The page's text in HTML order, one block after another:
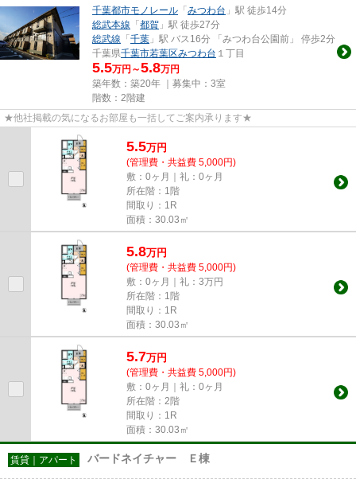
千葉都市モノレール 「 みつわ台 」駅 徒歩14分
総武本線 「 都賀 」駅 徒歩27分
総武線 「 千葉 」駅 バス16分 「みつわ台公園前」 停歩2分
千葉県千葉市若葉区みつわ台 １丁目
5.5万円～5.8万円
築年数：築20年 ｜募集中： 3室
階数：2階建
★他社掲載の気になるお部屋も一括してご案内承ります★
5.5万円
(管理費・共益費 5,000円)
敷：0ヶ月｜礼：0ヶ月
所在階：1階
間取り：1R
面積：30.03㎡
5.8万円
(管理費・共益費 5,000円)
敷：0ヶ月｜礼：3万円
所在階：1階
間取り：1R
面積：30.03㎡
5.7万円
(管理費・共益費 5,000円)
敷：0ヶ月｜礼：0ヶ月
所在階：2階
間取り：1R
面積：30.03㎡
賃貸｜アパート バードネイチャー Ｅ棟